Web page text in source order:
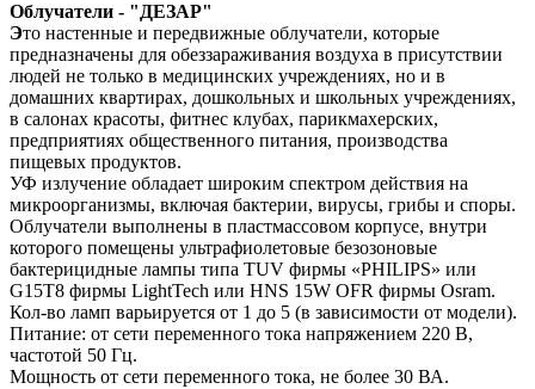
Облучатели - "ДЕЗАР"
Это настенные и передвижные облучатели, которые
предназначены для обеззараживания воздуха в присутствии
людей не только в медицинских учреждениях, но и в
домашних квартирах, дошкольных и школьных учреждениях,
в салонах красоты, фитнес клубах, парикмахерских,
предприятиях общественного питания, производства
пищевых продуктов.
УФ излучение обладает широким спектром действия на
микроорганизмы, включая бактерии, вирусы, грибы и споры.
Облучатели выполнены в пластмассовом корпусе, внутри
которого помещены ультрафиолетовые безозоновые
бактерицидные лампы типа TUV фирмы «PHILIPS» или
G15T8 фирмы LightTech или HNS 15W OFR фирмы Osram.
Кол-во ламп варьируется от 1 до 5 (в зависимости от модели).
Питание: от сети переменного тока напряжением 220 В,
частотой 50 Гц.
Мощность от сети переменного тока, не более 30 ВА.